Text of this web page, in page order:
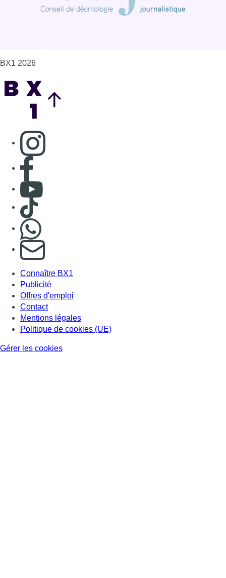
BX1 2026
Consulter page Instagram
Consulter page Facebook
Consulter Youtube
Consulter TikTok
S'abonner à notre newsletter
Connaître BX1
Publicité
Offres d'emploi
Contact
Mentions légales
Politique de cookies (UE)
Gérer les cookies